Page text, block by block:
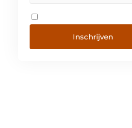
Inschrijven